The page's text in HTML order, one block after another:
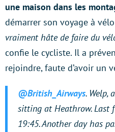
une maison dans les
démarrer son voyage à
vraiment hâte de faire du
confie le cycliste. Il a
rejoindre, faute d’avoir un
@British_Airways. Welp,
sitting at Heathrow. Last
19:45. Another day has